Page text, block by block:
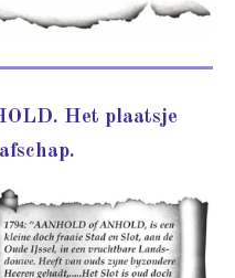
Het plaatsje